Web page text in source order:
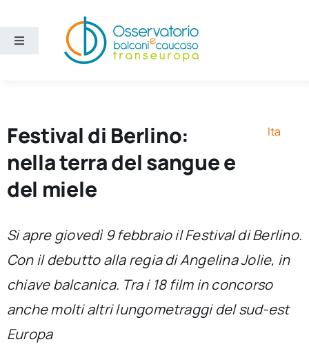
contenuto
Toggle
Ricerca e divulgazione
Chi siamo
per:
Festival di Berlino:
nella terra del sangue e
del miele
Ita
Si apre giovedì 9 febbraio il Festival di Berlino.
Con il debutto alla regia di Angelina Jolie, in
chiave balcanica. Tra i 18 film in concorso
anche molti altri lungometraggi del sud-est
Europa